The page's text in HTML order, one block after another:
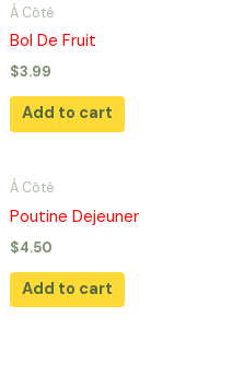
À Côté
Bol De Fruit
$3.99
Add to cart
À Côté
Poutine Dejeuner
$4.50
Add to cart